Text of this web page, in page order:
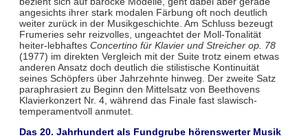
angesichts ihrer stark modalen Färbung oft noch deutlich
weiter zurück in der Musikgeschichte. Am Schluss bezeugt
Frumeries sehr reizvolles, ungeachtet der Moll-Tonalität
heiter-lebhaftes Concertino für Klavier und Streicher op. 78
(1977) im direkten Vergleich mit der Suite trotz einem etwas
anderen Ansatz doch deutlich die stilistische Kontinuität
seines Schöpfers über Jahrzehnte hinweg. Der zweite Satz
paraphrasiert zu Beginn den Mittelsatz von Beethovens
Klavierkonzert Nr. 4, während das Finale fast slawisch-
temperamentvoll anmutet.
Das 20. Jahrhundert als Fundgrube hörenswerter Musik